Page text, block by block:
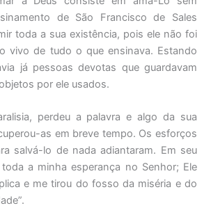
de São Francisco de Sales
toda a sua existência, pois ele não foi
vivo de tudo o que ensinava. Estando
já pessoas devotas que guardavam
por ele usados.
perdeu a palavra e algo da sua
as em breve tempo. Os esforços
salvá-lo de nada adiantaram. Em seu
toda a minha esperança no Senhor; Ele
e me tirou do fosso da miséria e do